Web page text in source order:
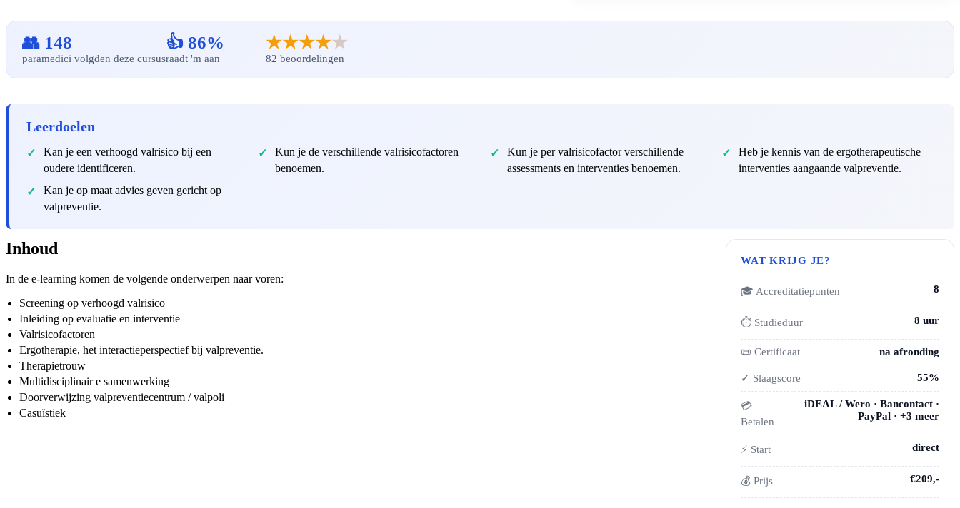
👥 148
paramedici volgden deze cursus
👍 86%
raadt 'm aan
★★★★★
82 beoordelingen
Leerdoelen
Kan je een verhoogd valrisico bij een
oudere identificeren.
Kun je de verschillende valrisicofactoren
benoemen.
Kun je per valrisicofactor verschillende
assessments en interventies benoemen.
Heb je kennis van de ergotherapeutische
interventies aangaande valpreventie.
Kan je op maat advies geven gericht op
valpreventie.
Inhoud
In de e-learning komen de volgende onderwerpen naar voren:
Screening op verhoogd valrisico
Inleiding op evaluatie en interventie
Valrisicofactoren
Ergotherapie, het interactieperspectief bij valpreventie.
Therapietrouw
Multidisciplinair e samenwerking
Doorverwijzing valpreventiecentrum / valpoli
Casuïstiek
WAT KRIJG JE?
🎓 Accreditatiepunten 8
⏱ Studieduur 8 uur
📜 Certificaat na afronding
✓ Slaagscore 55%
💳
Betalen
iDEAL / Wero · Bancontact ·
PayPal · +3 meer
⚡ Start direct
💰 Prijs €209,-